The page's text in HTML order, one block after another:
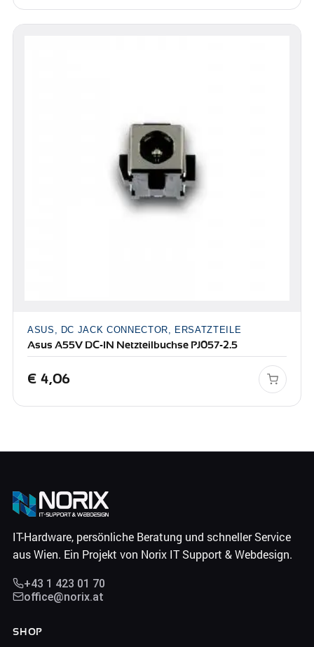
ASUS, DC JACK CONNECTOR, ERSATZTEILE
Asus A55V DC-IN Netzteilbuchse PJ057-2.5
€ 4,06
IT-Hardware, persönliche Beratung und schneller Service
aus Wien. Ein Projekt von Norix IT Support & Webdesign.
+43 1 423 01 70
office@norix.at
SHOP